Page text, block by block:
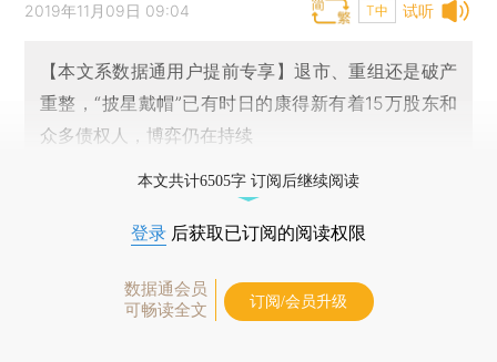
试听
2019年11月09日 09:04 T中
【本文系数据通用户提前专享】退市、重组还是破产
重整，“披星戴帽”已有时日的康得新有着15万股东和
众多债权人，博弈仍在持续
本文共计6505字 订阅后继续阅读
登录 后获取已订阅的阅读权限
数据通会员
可畅读全文
订阅/会员升级